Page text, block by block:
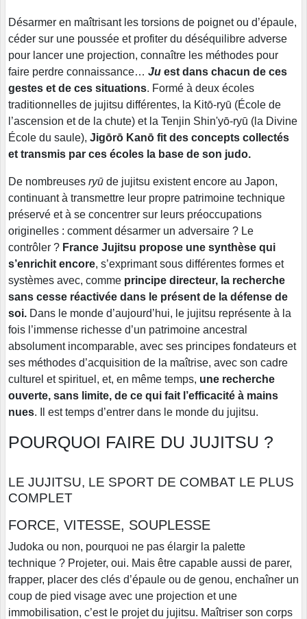
Désarmer en maîtrisant les torsions de poignet ou d’épaule,
céder sur une poussée et profiter du déséquilibre adverse
pour lancer une projection, connaître les méthodes pour
faire perdre connaissance… Ju est dans chacun de ces
gestes et de ces situations. Formé à deux écoles
traditionnelles de jujitsu différentes, la Kitō-ryū (École de
l’ascension et de la chute) et la Tenjin Shin'yō-ryū (la Divine
École du saule), Jigōrō Kanō fit des concepts collectés
et transmis par ces écoles la base de son judo.
De nombreuses ryū de jujitsu existent encore au Japon,
continuant à transmettre leur propre patrimoine technique
préservé et à se concentrer sur leurs préoccupations
originelles : comment désarmer un adversaire ? Le
contrôler ? France Jujitsu propose une synthèse qui
s’enrichit encore, s’exprimant sous différentes formes et
systèmes avec, comme principe directeur, la recherche
sans cesse réactivée dans le présent de la défense de
soi. Dans le monde d’aujourd’hui, le jujitsu représente à la
fois l’immense richesse d’un patrimoine ancestral
absolument incomparable, avec ses principes fondateurs et
ses méthodes d’acquisition de la maîtrise, avec son cadre
culturel et spirituel, et, en même temps, une recherche
ouverte, sans limite, de ce qui fait l’efficacité à mains
nues. Il est temps d’entrer dans le monde du jujitsu.
POURQUOI FAIRE DU JUJITSU ?
LE JUJITSU, LE SPORT DE COMBAT LE PLUS
COMPLET
FORCE, VITESSE, SOUPLESSE
Judoka ou non, pourquoi ne pas élargir la palette
technique ? Projeter, oui. Mais être capable aussi de parer,
frapper, placer des clés d’épaule ou de genou, enchaîner un
coup de pied visage avec une projection et une
immobilisation, c’est le projet du jujitsu. Maîtriser son corps